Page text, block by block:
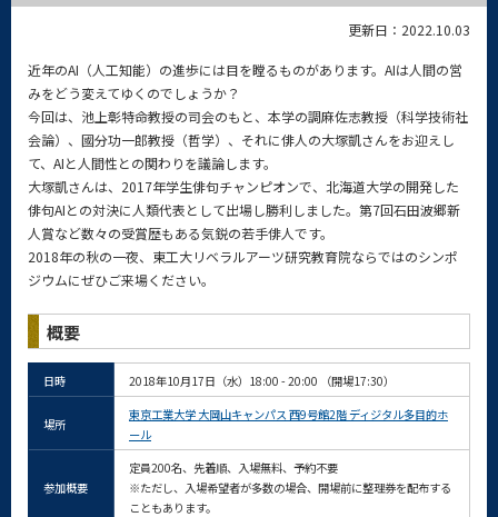
更新日：2022.10.03
近年のAI（人工知能）の進歩には目を瞠るものがあります。AIは人間の営
みをどう変えてゆくのでしょうか？
今回は、池上彰特命教授の司会のもと、本学の調麻佐志教授（科学技術社
会論）、國分功一郎教授（哲学）、それに俳人の大塚凱さんをお迎えし
て、AIと人間性との関わりを議論します。
大塚凱さんは、2017年学生俳句チャンピオンで、北海道大学の開発した
俳句AIとの対決に人類代表として出場し勝利しました。第7回石田波郷新
人賞など数々の受賞歴もある気鋭の若手俳人です。
2018年の秋の一夜、東工大リベラルアーツ研究教育院ならではのシンポ
ジウムにぜひご来場ください。
概要
日時 2018年10月17日（水）18:00 - 20:00 （開場17:30）
場所
東京工業大学 大岡山キャンパス 西9号館2階 ディジタル多目的ホ
ール
参加概要
定員200名、先着順、入場無料、予約不要
※ただし、入場希望者が多数の場合、開場前に整理券を配布する
こともあります。